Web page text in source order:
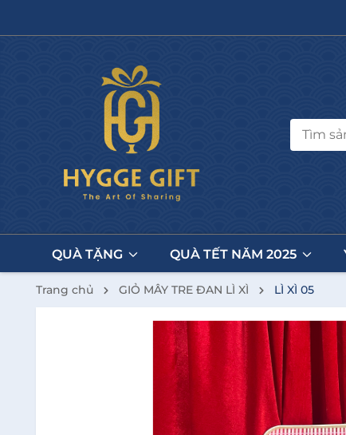
QUÀ TẶNG QUÀ TẾT NĂM 2025
Trang chủ GIỎ MÂY TRE ĐAN LÌ XÌ LÌ XÌ 05